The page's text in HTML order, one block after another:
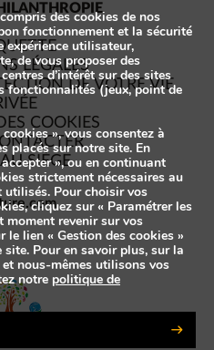
LÉGALES
DE VOTRE VIE
COOKIES
SIÈGE
des cookies de nos
fonctionnement et la sécurité
expérience utilisateur,
de vous proposer des
d’intérêt sur des sites
fonctionnalités (jeux, point de
», vous consentez à
placés sur notre site. En
», ou en continuant
strictement nécessaires au
Pour choisir vos
cliquez sur « Paramétrer les
moment revenir sur vos
le lien « Gestion des cookies »
Pour en savoir plus, sur la
nous-mêmes utilisons vos
notre politique de